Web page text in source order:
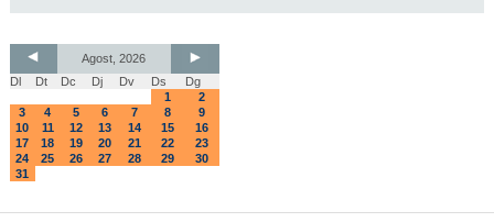
Agost, 2026
Dl
Dt Dc Dj Dv Ds
Dg
1
2
3
4 5 6 7 8
9
10
11 12 13 14 15
16
17
18 19 20 21 22
23
24
25 26 27 28 29
30
31